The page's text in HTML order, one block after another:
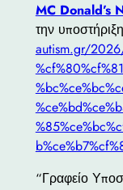
MC Donald’s
την
autism.gr/
“Γραφείο